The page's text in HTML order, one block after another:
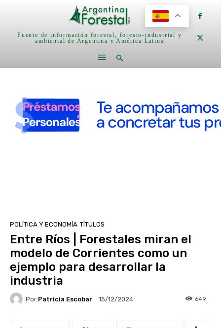
Fuente de información forestal, foresto-industrial y
ambiental de Argentina y América Latina
POLÍTICA Y ECONOMÍA TÍTULOS
Entre Ríos | Forestales miran el
modelo de Corrientes como un
ejemplo para desarrollar la
industria
Por Patricia Escobar 15/12/2024 649